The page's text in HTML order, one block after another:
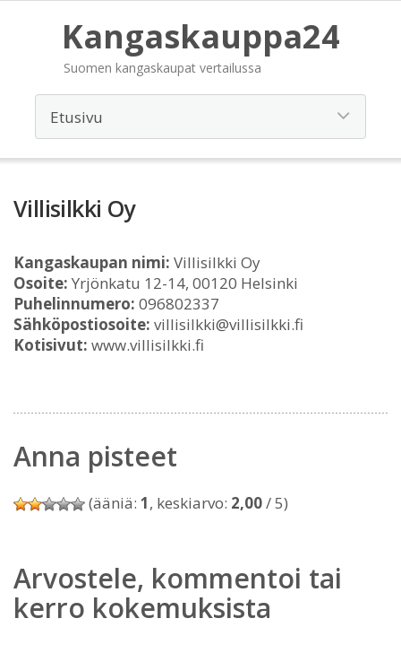
Kangaskauppa24
Suomen kangaskaupat vertailussa
Villisilkki Oy
Kangaskaupan nimi: Villisilkki Oy
Osoite: Yrjönkatu 12-14, 00120 Helsinki
Puhelinnumero: 096802337
Sähköpostiosoite: villisilkki@villisilkki.fi
Kotisivut: www.villisilkki.fi
Anna pisteet
(ääniä: 1, keskiarvo: 2,00/ 5)
Arvostele, kommentoi tai
kerro kokemuksista